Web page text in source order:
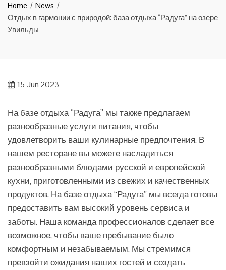
Home
News
Отдых в гармонии с природой: база отдыха “Радуга” на озере
Увильды
15 Jun 2023
На базе отдыха “Радуга” мы также предлагаем
разнообразные услуги питания, чтобы
удовлетворить ваши кулинарные предпочтения. В
нашем ресторане вы можете насладиться
разнообразными блюдами русской и европейской
кухни, приготовленными из свежих и качественных
продуктов. На базе отдыха “Радуга” мы всегда готовы
предоставить вам высокий уровень сервиса и
заботы. Наша команда профессионалов сделает все
возможное, чтобы ваше пребывание было
комфортным и незабываемым. Мы стремимся
превзойти ожидания наших гостей и создать